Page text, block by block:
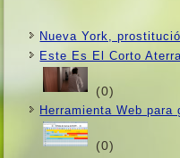
Nueva York,
Este Es El Corto
(0)
Herramienta Web
(0)